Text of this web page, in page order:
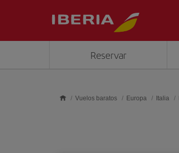
Reservar
Vuelos baratos Europa Italia